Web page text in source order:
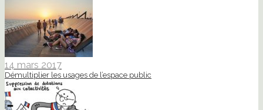
14 mars 2017
Démultiplier les usages de l’espace public